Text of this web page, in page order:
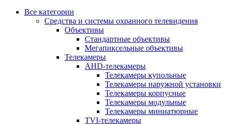
Все категории
Средства и системы охранного телевидения
Объективы
Стандартные объективы
Мегапиксельные объективы
Телекамеры
AHD-телекамеры
Телекамеры купольные
Телекамеры наружной установки
Телекамеры корпусные
Телекамеры модульные
Телекамеры миниатюрные
TVI-телекамеры